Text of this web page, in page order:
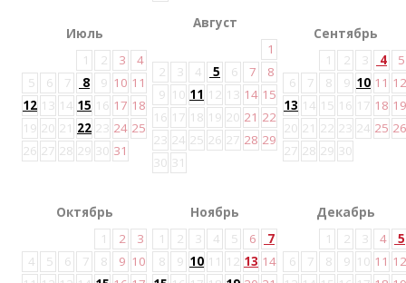
Июль
1
2 3
4
5
6 7 8 9 10 11
12 13 14 15 16 17 18
19 20 21 22 23 24 25
26 27 28 29 30 31
Август
1
2
3 4 5 6 7
8
9 10 11 12 13 14 15
16 17 18 19 20 21 22
23 24 25 26 27 28 29
30 31
Сентябрь
1
2 3 4
5
6
7 8 9 10 11 12
13 14 15 16 17 18 19
20 21 22 23 24 25 26
27 28 29 30
Октябрь
1
2
3
4
5 6 7 8 9 10
Ноябрь
1
2 3 4 5 6
7
8
9 10 11 12 13 14
Декабрь
1
2 3 4
5
6
7 8 9 10 11 12